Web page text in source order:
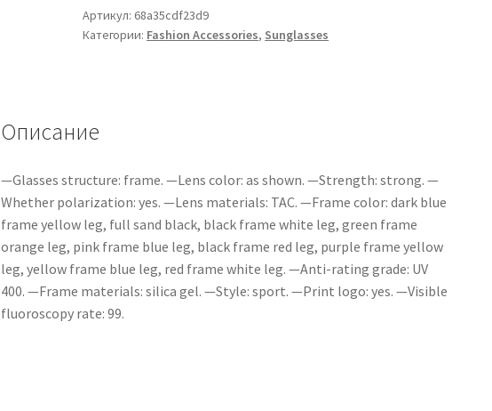
Артикул: 68a35cdf23d9
Категории: Fashion Accessories, Sunglasses
Описание
—Glasses structure: frame. —Lens color: as shown. —Strength: strong. —
Whether polarization: yes. —Lens materials: TAC. —Frame color: dark blue
frame yellow leg, full sand black, black frame white leg, green frame
orange leg, pink frame blue leg, black frame red leg, purple frame yellow
leg, yellow frame blue leg, red frame white leg. —Anti-rating grade: UV
400. —Frame materials: silica gel. —Style: sport. —Print logo: yes. —Visible
fluoroscopy rate: 99.